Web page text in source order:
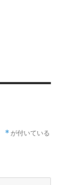
* が付いている